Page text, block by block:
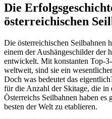
Die
österreichischen
Die österreichischen Seilbahnen
einem der Aushängeschilder der
entwickelt. Mit konstanten Top-
weltweit, sind sie ein
Doch was bedeutet das
für die Anzahl der Skitage, die
Österreichs Seilbahnen haben es
besten der Welt zu etablieren.